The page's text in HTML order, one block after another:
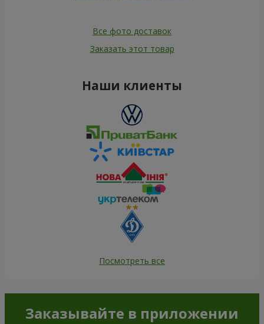
Все фото доставок
Заказать этот товар
Наши клиенты
Посмотреть все
Заказывайте в приложении